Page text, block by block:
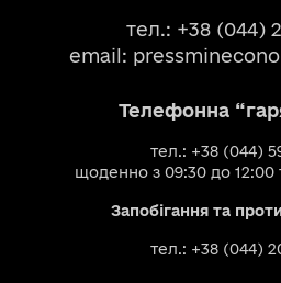
тел.: +38 (044)
email:
Телефонна
тел.: +38 (044)
щоденно з 09:30 до 12:00
Запобігання та
тел.: +38 (044)